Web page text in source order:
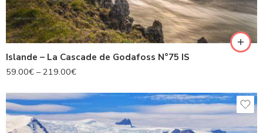
Islande – La Cascade de Godafoss N°75 IS
59.00€ –219.00€